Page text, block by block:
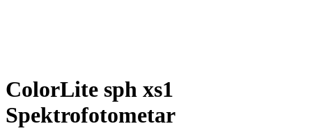
ColorLite sph xs1
Spektrofotometar